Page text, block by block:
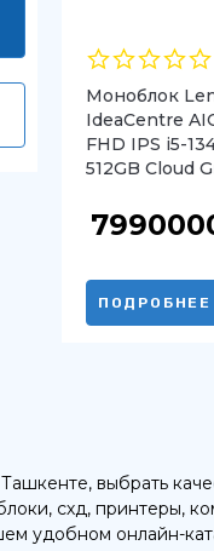
Моноблок
IdeaCentre
FHD IPS i5-
512GB Cloud
ПОДРОБНЕЕ
выбрать
схд, принтеры,
удобном онлайн-